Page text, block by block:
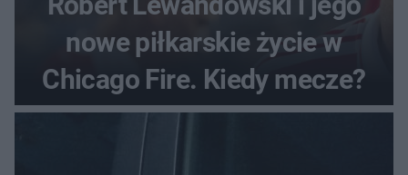
nowe piłkarskie życie w
Chicago Fire. Kiedy mecze?